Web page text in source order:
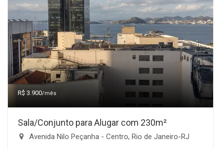
R$ 3.900/mês
Sala/Conjunto para Alugar com 230m²
Avenida Nilo Peçanha - Centro, Rio de Janeiro-RJ